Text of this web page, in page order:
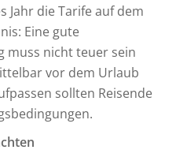
Jahr die Tarife auf dem
Eine gute
muss nicht teuer sein
vor dem Urlaub
sollten Reisende